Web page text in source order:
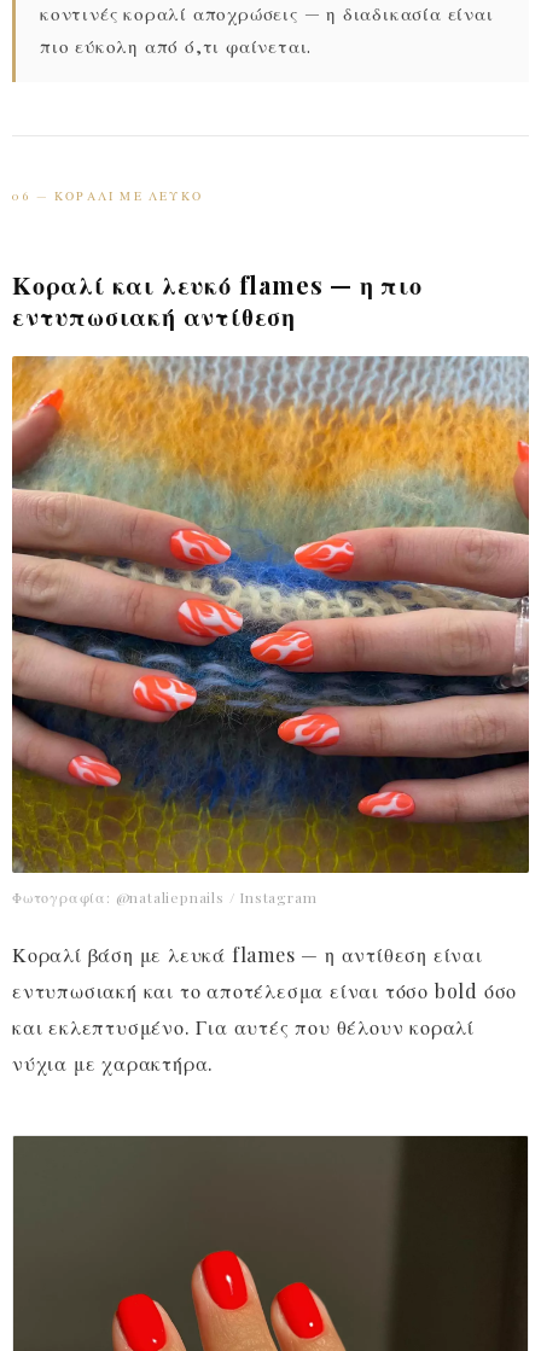
κοντινές κοραλί αποχρώσεις — η διαδικασία είναι
πιο εύκολη από ό,τι φαίνεται.
06 — ΚΟΡΑΛΊ ΜΕ ΛΕΥΚΌ
Κοραλί και λευκό flames — η πιο
εντυπωσιακή αντίθεση
Φωτογραφία: @nataliepnails / Instagram
Κοραλί βάση με λευκά flames — η αντίθεση είναι
εντυπωσιακή και το αποτέλεσμα είναι τόσο bold όσο
και εκλεπτυσμένο. Για αυτές που θέλουν κοραλί
νύχια με χαρακτήρα.